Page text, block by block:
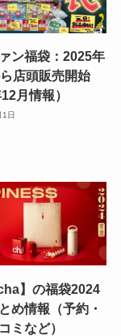
ン福袋：2025年
店頭販売開始
月情報）
日
】の福袋2024
め情報（予約・
ミなど）